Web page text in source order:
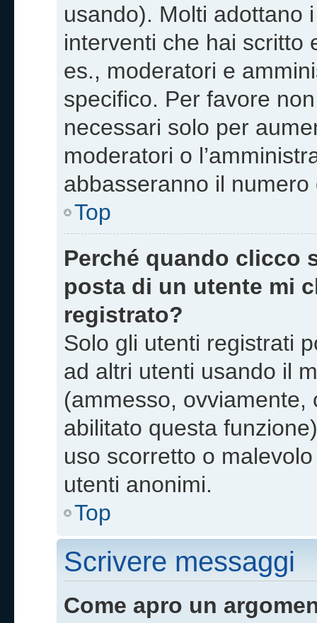
usando). Molti adottano
interventi che hai scritto
es., moderatori e
specifico. Per favore
necessari solo per
moderatori o
abbasseranno il
Top
Perché quando clicco
posta di un utente mi
registrato?
Solo gli utenti registrati
ad altri utenti usando il
(ammesso,
abilitato questa
uso scorretto o
utenti anonimi.
Top
Scrivere messaggi
Come apro un